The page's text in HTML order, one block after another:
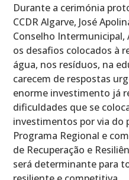
Durante a cerimónia
CCDR Algarve, José
Conselho
os desafios colocados à
água, nos resíduos, na
carecem de respostas
enorme investimento já
dificuldades que se
investimentos por via do
Programa Regional e
de Recuperação e
será determinante para